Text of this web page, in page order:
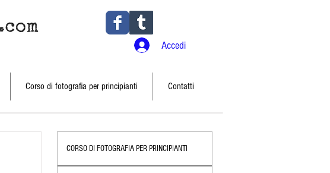
Accedi
Corso di fotografia per principianti Contatti
CORSO DI FOTOGRAFIA PER PRINCIPIANTI